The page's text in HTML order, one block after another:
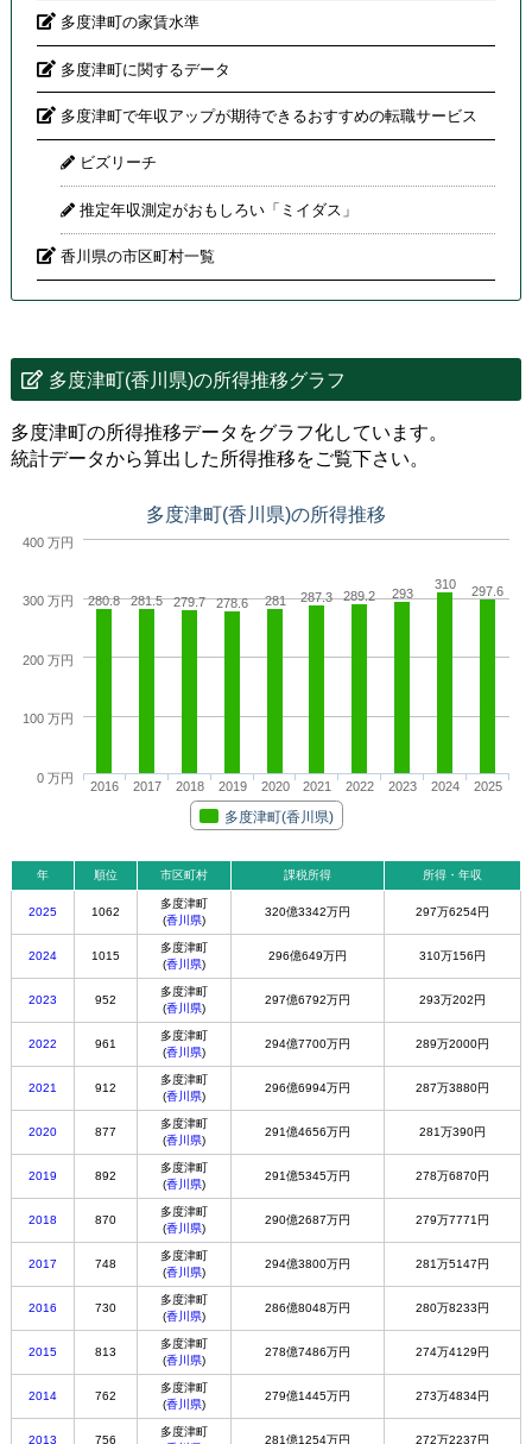
多度津町の家賃水準
多度津町に関するデータ
多度津町で年収アップが期待できるおすすめの転職サービス
ビズリーチ
推定年収測定がおもしろい「ミイダス」
香川県の市区町村一覧
多度津町(香川県)の所得推移グラフ
多度津町の所得推移データをグラフ化しています。
統計データから算出した所得推移をご覧下さい。
多度津町(香川県)の所得推移
280.8 281.5 279.7 278.6 281 287.3 289.2 293
310 297.6
多度津町(香川県)
2016 2017 2018 2019 2020 2021 2022 2023 2024 2025
0 万円
100 万円
200 万円
300 万円
400 万円
年 順位 市区町村 課税所得 所得・年収
2025 1062
多度津町
(香川県)
320億3342万円 297万6254円
2024 1015
多度津町
(香川県)
296億649万円 310万156円
2023 952
多度津町
(香川県)
297億6792万円 293万202円
2022 961
多度津町
(香川県)
294億7700万円 289万2000円
2021 912
多度津町
(香川県)
296億6994万円 287万3880円
2020 877
多度津町
(香川県)
291億4656万円 281万390円
2019 892
多度津町
(香川県)
291億5345万円 278万6870円
2018 870
多度津町
(香川県)
290億2687万円 279万7771円
2017 748
多度津町
(香川県)
294億3800万円 281万5147円
2016 730
多度津町
(香川県)
286億8048万円 280万8233円
2015 813
多度津町
(香川県)
278億7486万円 274万4129円
2014 762
多度津町
(香川県)
279億1445万円 273万4834円
2013 756
多度津町
281億1254万円 272万2237円